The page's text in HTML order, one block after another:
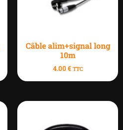
Câble alim+signal long
10m
4.00€ TTC